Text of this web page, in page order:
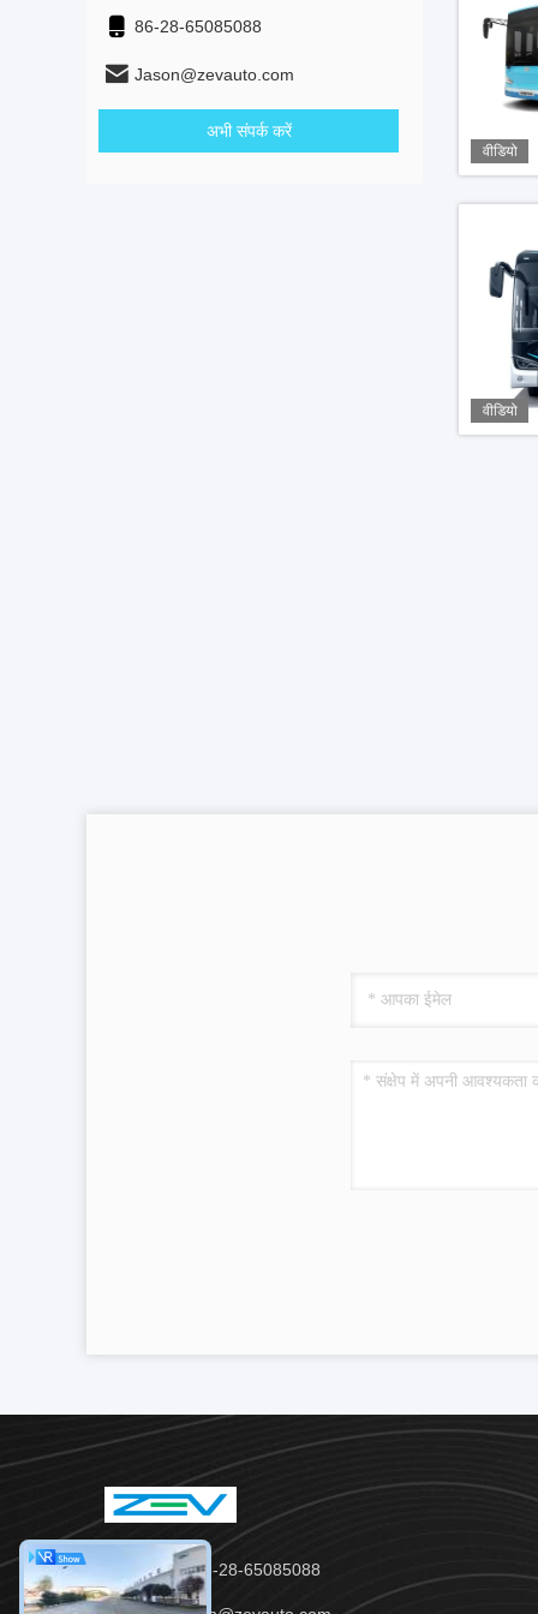
86-28-65085088
Jason@zevauto.com
अभी संपर्क करें
वीडियो
वीडियो
टेलीफोन：86-28-65085088